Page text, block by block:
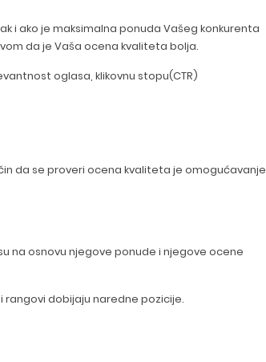
i ako je maksimalna ponuda Vašeg konkurenta
da je Vaša ocena kvaliteta bolja.
oglasa, klikovnu stopu(CTR)
da se proveri ocena kvaliteta je omogućavanje
na osnovu njegove ponude i njegove ocene
rangovi dobijaju naredne pozicije.